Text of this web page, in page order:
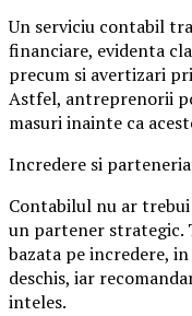
Un serviciu contabil
financiare, evidenta
precum si avertizari
Astfel, antreprenorii
masuri inainte ca
Incredere si
Contabilul nu ar
un partener strategic.
bazata pe incredere,
deschis, iar
inteles.